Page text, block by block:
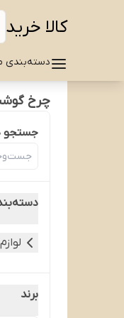
کالا خرید
دسته‌بندی
چرخ
جستجو
برند